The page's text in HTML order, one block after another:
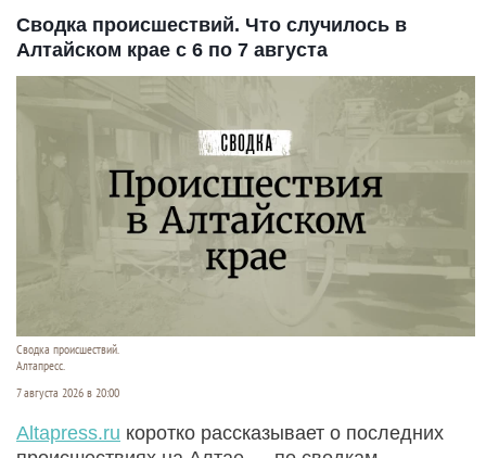
Сводка происшествий. Что случилось в
Алтайском крае с 6 по 7 августа
Сводка происшествий.
Алтапресс.
7 августа 2026 в 20:00
Аltapress.ru коротко рассказывает о последних